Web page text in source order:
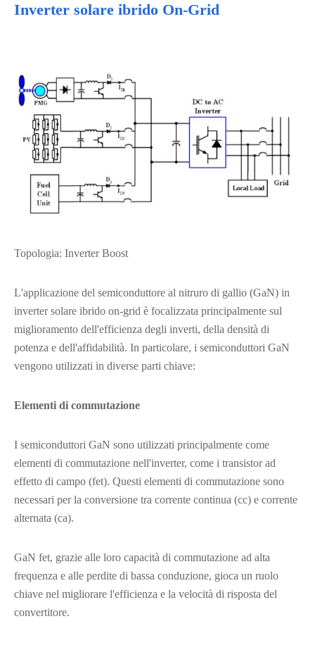
Inverter solare ibrido On-Grid
Topologia: Inverter Boost
L'applicazione del semiconduttore al nitruro di gallio (GaN) in
inverter solare ibrido on-grid è focalizzata principalmente sul
miglioramento dell'efficienza degli inverti, della densità di
potenza e dell'affidabilità. In particolare, i semiconduttori GaN
vengono utilizzati in diverse parti chiave:
Elementi di commutazione
I semiconduttori GaN sono utilizzati principalmente come
elementi di commutazione nell'inverter, come i transistor ad
effetto di campo (fet). Questi elementi di commutazione sono
necessari per la conversione tra corrente continua (cc) e corrente
alternata (ca).
GaN fet, grazie alle loro capacità di commutazione ad alta
frequenza e alle perdite di bassa conduzione, gioca un ruolo
chiave nel migliorare l'efficienza e la velocità di risposta del
convertitore.